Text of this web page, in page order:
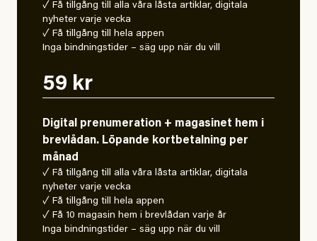
✓ Få tillgång till alla våra låsta artiklar, digitala
nyheter varje vecka
✓ Få tillgång till hela appen
Inga bindningstider – säg upp när du vill
59 kr
Digital prenumeration + magasinet hem i
brevlådan. Löpande kortbetalning per
månad
✓ Få tillgång till alla våra låsta artiklar, digitala
nyheter varje vecka
✓ Få tillgång till hela appen
✓ Få 10 magasin hem i brevlådan varje år
Inga bindningstider – säg upp när du vill